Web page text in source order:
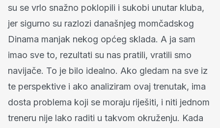
su se vrlo snažno poklopili i sukobi unutar kluba,
jer sigurno su razlozi današnjeg momčadskog
Dinama manjak nekog općeg sklada. A ja sam
imao sve to, rezultati su nas pratili, vratili smo
navijače. To je bilo idealno. Ako gledam na sve iz
te perspektive i ako analiziram ovaj trenutak, ima
dosta problema koji se moraju riješiti, i niti jednom
treneru nije lako raditi u takvom okruženju. Kada